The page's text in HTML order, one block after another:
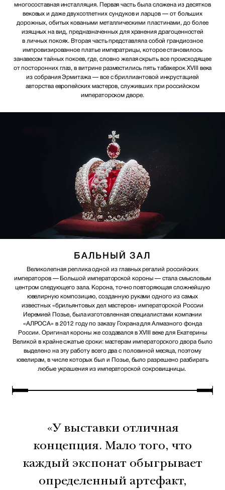
многосоставная инсталляция. Первая часть была сложена из десятков
вековых и даже двухсотлетних сундуков и ларцов — от больших
дорожных, обитых коваными металлическими пластинами, до более
изящных на вид, предназначенных для хранения драгоценностей
в личных покоях. Вторая часть представляла собой грандиозное
импровизированное платье императрицы, которое становилось
занавесом тайных покоев, где, словно желая скрыть все происходящее
от посторонних глаз, в витрине разместились пять табакерок XVIII века
из собрания Эрмитажа — все с бриллиантовой инкрустацией
авторства европейских мастеров, служивших при российском
императорском дворе.
БАЛЬНЫЙ ЗАЛ
Великолепная реплика одной из главных регалий российских
императоров — Большой императорской короны — стала смысловым
центром следующего зала. Корона, точно повторяющая сложнейшую
ювелирную композицию, созданную руками одного из самых
известных «брильянтовых дел мастеров» императорской России
Иеремией Позье, была изготовленная специалистами компании
«АЛРОСА» в 2012 году по заказу Гохрана для Алмазного фонда
России. Оригинал короны же создавался в XVIII веке для Екатерины
Великой в крайне сжатые сроки: мастерам императорского двора было
выделено на эту работу всего два с половиной месяца, поэтому
ювелирам, в числе которых был и Позье, было разрешено разбирать
любые украшения из императорской сокровищницы.
«У выставки отличная
концепция. Мало того, что
каждый экспонат обыгрывает
определенный артефакт,